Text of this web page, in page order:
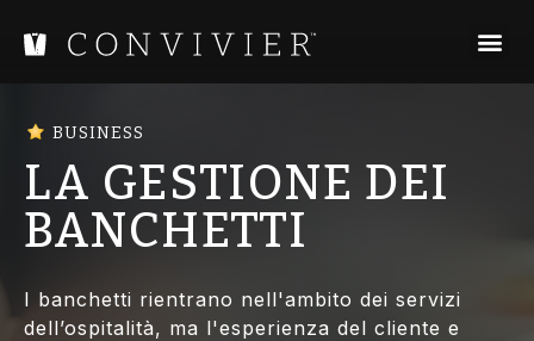
BUSINESS
LA GESTIONE DEI
BANCHETTI
I banchetti rientrano nell'ambito dei servizi
dell’ospitalità, ma l'esperienza del cliente e